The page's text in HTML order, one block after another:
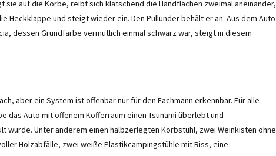
sie auf die Körbe, reibt sich klatschend die Handflächen zweimal aneinander,
Heckklappe und steigt wieder ein. Den Pullunder behält er an. Aus dem Auto
dessen Grundfarbe vermutlich einmal schwarz war, steigt in diesem
aber ein System ist offenbar nur für den Fachmann erkennbar. Für alle
das Auto mit offenem Kofferraum einen Tsunami überlebt und
wurde. Unter anderem einen halbzerlegten Korbstuhl, zwei Weinkisten ohne
Holzabfälle, zwei weiße Plastikcampingstühle mit Riss, eine